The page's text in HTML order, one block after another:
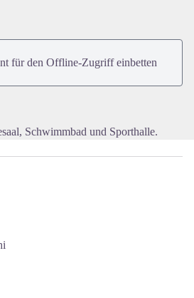
für den Offline-Zugriff einbetten
Schwimmbad und Sporthalle.